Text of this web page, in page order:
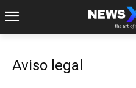
Aviso legal